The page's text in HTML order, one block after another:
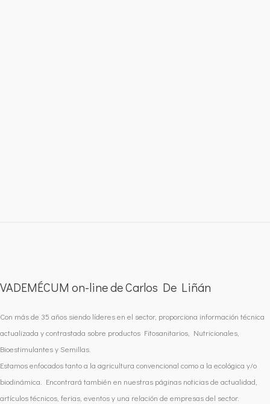
VADEMÉCUM on-line de Carlos De Liñán
Con más de 35 años siendo líderes en el sector, proporciona información técnica
actualizada y contrastada sobre productos Fitosanitarios, Nutricionales,
Bioestimulantes y Semillas.
Estamos enfocados tanto a la agricultura convencional como a la ecológica y/o
biodinámica. Encontrará también en nuestras páginas noticias de actualidad,
artículos técnicos, ferias, eventos y una relación de empresas del sector.